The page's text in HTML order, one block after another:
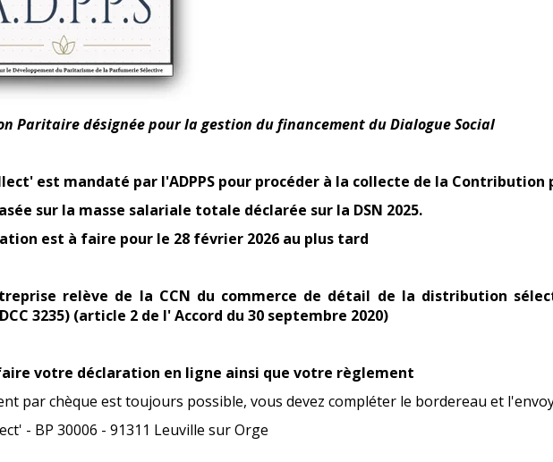
Paritaire désignée pour la gestiondu financement du Dialogue Social
est mandaté par l'ADPPS pour procéder à la collecte de la Contribution
sur la masse salariale totale déclarée sur la DSN 2025.
est à faire pour le 28 février 2026 au plus tard
relève de la CCN du commerce de détail de la distribution
3235) (article 2 de l' Accord du 30 septembre 2020)
votre déclaration en ligne ainsi que votre règlement
par chèque est toujours possible, vous devez compléter le bordereau et
- BP 30006 - 91311 Leuville sur Orge